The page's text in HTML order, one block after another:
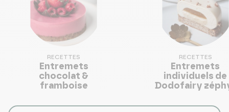
RECETTES
Entremets
chocolat &
framboise
RECETTES
Entremets
individuels de
Dodofairy
mangue, noix